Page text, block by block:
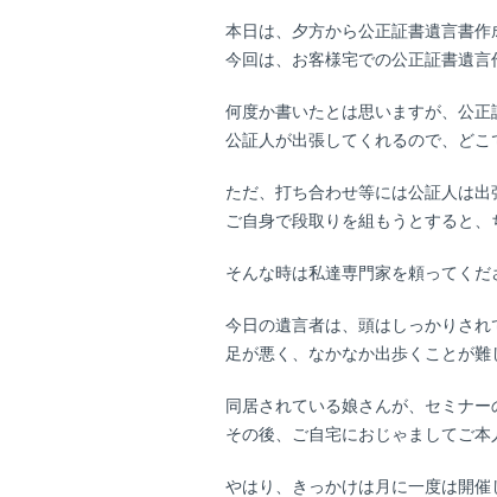
本日は、夕方から公正証書遺言書作
今回は、お客様宅での公正証書遺言
何度か書いたとは思いますが、公正
公証人が出張してくれるので、どこ
ただ、打ち合わせ等には公証人は出
ご自身で段取りを組もうとすると、
そんな時は私達専門家を頼ってくだ
今日の遺言者は、頭はしっかりされ
足が悪く、なかなか出歩くことが難
同居されている娘さんが、セミナー
その後、ご自宅におじゃましてご本
やはり、きっかけは月に一度は開催